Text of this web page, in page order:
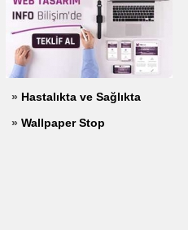
» Hastalıkta ve Sağlıkta
» Wallpaper Stop